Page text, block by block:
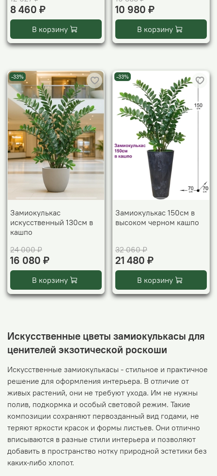
8 460 ₽
В корзину
10 980 ₽
В корзину
-33%
Замиокулькас
искусственный 130см в
кашпо
24 000 ₽
16 080 ₽
В корзину
-33%
Замиокулькас 150см в
высоком черном кашпо
32 060 ₽
21 480 ₽
В корзину
Искусственные цветы замиокулькасы для
ценителей экзотической роскоши
Искусственные замиокулькасы - стильное и практичное
решение для оформления интерьера. В отличие от
живых растений, они не требуют ухода. Им не нужны
полив, подкормка и особый световой режим. Такие
композиции сохраняют первозданный вид годами, не
теряют яркости красок и формы листьев. Они отлично
вписываются в разные стили интерьера и позволяют
добавить в пространство нотку природной эстетики без
каких‑либо хлопот.